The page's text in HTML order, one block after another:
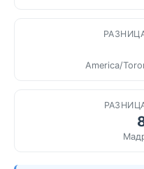
America/